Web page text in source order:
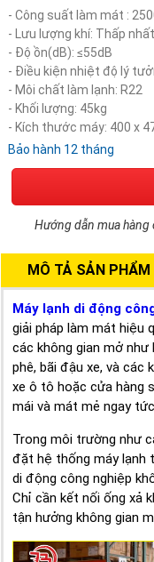
- Công suất làm mát :
- Lưu lượng khí: Thấp
- Độ ồn(dB): ≤55dB
- Điều kiện nhiệt độ lý
- Môi chất làm lạnh: R22
- Khối lượng: 45kg
- Kích thước máy: 400 x
Bảo hành 12 tháng
Hướng dẫn mua hàng
MÔ TẢ SẢN PHẨM
Máy lạnh di động
giải pháp làm mát hiệu
các không gian mở như
phê, bãi đậu xe, và các
xe ô tô hoặc cửa hàng
mái và mát mẻ ngay
Trong môi trường như
đặt hệ thống máy lạnh
di động công nghiệp
Chỉ cần kết nối ống xả
tận hưởng không gian